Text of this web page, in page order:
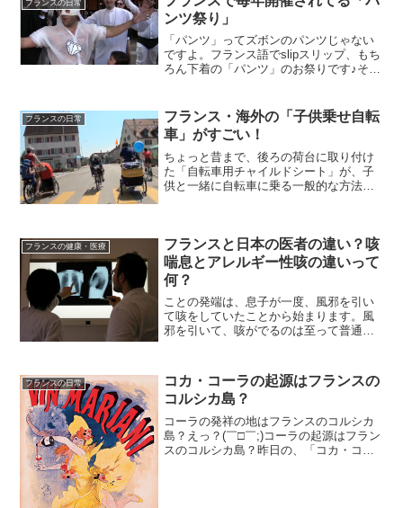
フランスの日常
ンツ祭り」
「パンツ」ってズボンのパンツじゃない
ですよ。フランス語でslipスリップ、もち
ろん下着の「パンツ」のお祭りです♪そん
ーニュ県にある都市、Périgueuxペリグー
で開催さ...
フランスの日常
フランス・海外の「子供乗せ自転
車」がすごい！
ちょっと昔まで、後ろの荷台に取り付け
た「自転車用チャイルドシート」が、子
供と一緒に自転車に乗る一般的な方法で
では、子供を連れて自転車...
フランスの健康・医療
フランスと日本の医者の違い？咳
喘息とアレルギー性咳の違いって
何？
ことの発端は、息子が一度、風邪を引い
て咳をしていたことから始まります。風
邪を引いて、咳がでるのは至って普通。
が止まらないのだそこで、一般医に行く
ことに。「咳が続いている...
フランスの日常
コカ・コーラの起源はフランスの
コルシカ島？
コーラの発祥の地はフランスのコルシカ
島？えっ？(￣□￣;)コーラの起源はフラン
スのコルシカ島？昨日の、「コカ・コー